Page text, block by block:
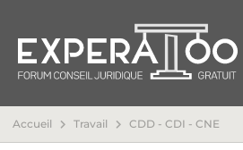
Accueil Travail CDD - CDI - CNE